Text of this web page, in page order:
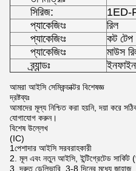
সিরিজ:
1ED-
প্যাকেজিংঃ
রিল
প্যাকেজিংঃ
কট টেপ
প্যাকেজিংঃ
মাউস
ব্র্যান্ডঃ
আমরা আইসি সেমিকন্ডাক্টর বিশেষজ্ঞ
দ্রষ্টব্যঃ
আমাদের মূল্য নিশ্চিত করা হয়নি, দয়া করে
যোগাযোগ করুন।
বিশেষ উল্লেখ
(IC)
1পেশাদার আইসি সরবরাহকারী
2. মূল এবং নতুন আইসি, ইন্টিগ্রেটেড
3. দ্রুত ডেলিভারি, 3-8 দিনের মধ্যে জাহাজ